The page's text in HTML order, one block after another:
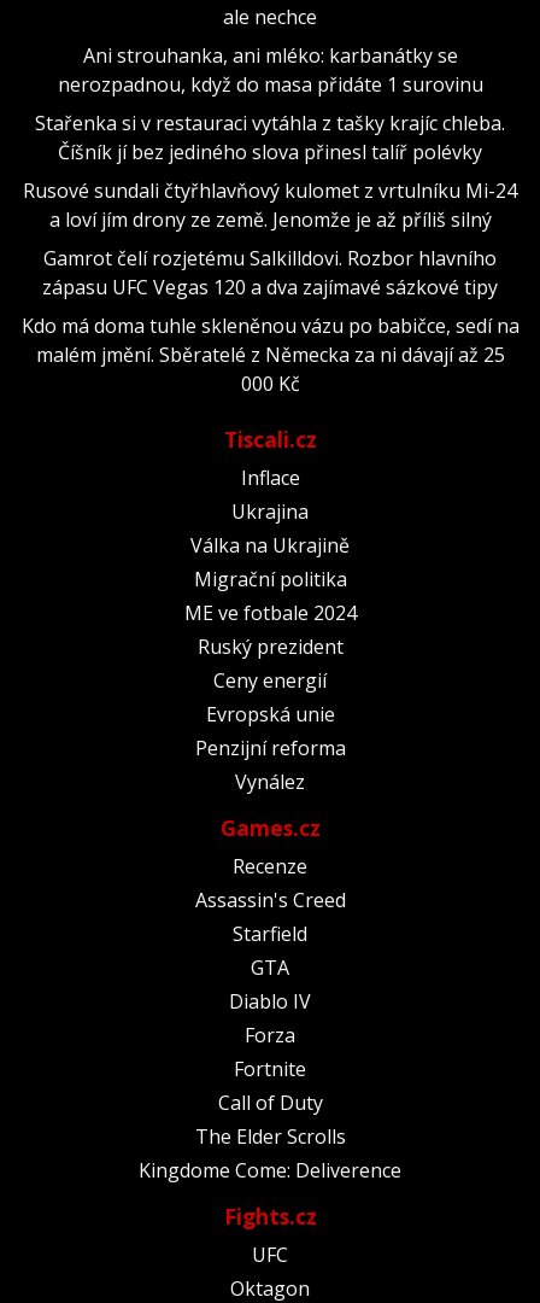
ale nechce
Ani strouhanka, ani mléko: karbanátky se
nerozpadnou, když do masa přidáte 1 surovinu
Stařenka si v restauraci vytáhla z tašky krajíc chleba.
Číšník jí bez jediného slova přinesl talíř polévky
Rusové sundali čtyřhlavňový kulomet z vrtulníku Mi-24
a loví jím drony ze země. Jenomže je až příliš silný
Gamrot čelí rozjetému Salkilldovi. Rozbor hlavního
zápasu UFC Vegas 120 a dva zajímavé sázkové tipy
Kdo má doma tuhle skleněnou vázu po babičce, sedí na
malém jmění. Sběratelé z Německa za ni dávají až 25
000 Kč
Tiscali.cz
Inflace
Ukrajina
Válka na Ukrajině
Migrační politika
ME ve fotbale 2024
Ruský prezident
Ceny energií
Evropská unie
Penzijní reforma
Vynález
Games.cz
Recenze
Assassin's Creed
Starfield
GTA
Diablo IV
Forza
Fortnite
Call of Duty
The Elder Scrolls
Kingdome Come: Deliverence
Fights.cz
UFC
Oktagon